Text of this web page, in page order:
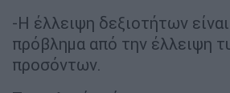
-Η έλλειψη δεξιοτήτων
πρόβλημα από την έλλειψη
προσόντων.